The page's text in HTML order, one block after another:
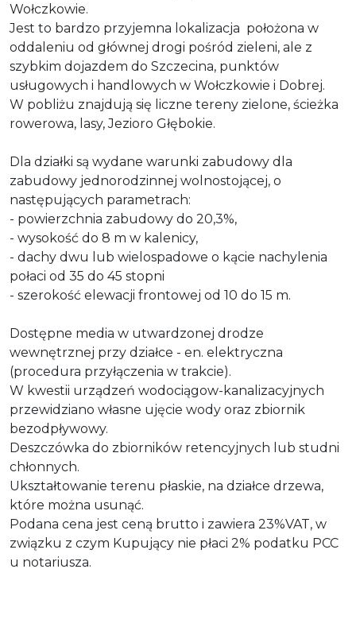
Wołczkowie.
Jest to bardzo przyjemna lokalizacja położona w
oddaleniu od głównej drogi pośród zieleni, ale z
szybkim dojazdem do Szczecina, punktów
usługowych i handlowych w Wołczkowie i Dobrej.
W pobliżu znajdują się liczne tereny zielone, ścieżka
rowerowa, lasy, Jezioro Głębokie.
Dla działki są wydane warunki zabudowy dla
zabudowy jednorodzinnej wolnostojącej, o
następujących parametrach:
- powierzchnia zabudowy do 20,3%,
- wysokość do 8 m w kalenicy,
- dachy dwu lub wielospadowe o kącie nachylenia
połaci od 35 do 45 stopni
- szerokość elewacji frontowej od 10 do 15 m.
Dostępne media w utwardzonej drodze
wewnętrznej przy działce - en. elektryczna
(procedura przyłączenia w trakcie).
W kwestii urządzeń wodociągow-kanalizacyjnych
przewidziano własne ujęcie wody oraz zbiornik
bezodpływowy.
Deszczówka do zbiorników retencyjnych lub studni
chłonnych.
Ukształtowanie terenu płaskie, na działce drzewa,
które można usunąć.
Podana cena jest ceną brutto i zawiera 23%VAT, w
związku z czym Kupujący nie płaci 2% podatku PCC
u notariusza.